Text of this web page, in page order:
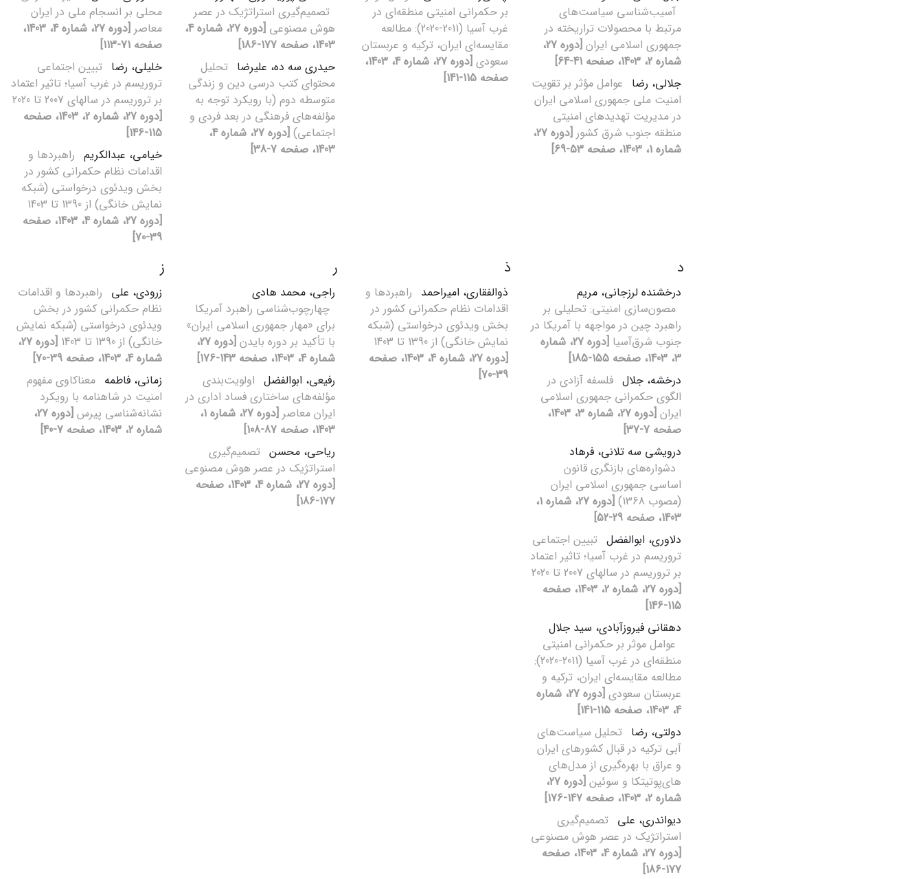
آسیب‌شناسی سیاست‌های
مرتبط با محصولات تراریخته در
جمهوری اسلامی ایران
[دوره 27،
شماره 2، 1403، صفحه 41-64]
جلالی، رضا عوامل مؤثر بر تقویت
امنیت ملی جمهوری اسلامی ایران
در مدیریت تهدیدهای امنیتی
منطقه جنوب شرق کشور
[دوره 27،
شماره 1، 1403، صفحه 53-69]
بر حکمرانی امنیتی منطقه‌ای در
غرب آسیا (2011-2020): مطالعه
مقایسه‌ای ایران، ترکیه و عربستان
سعودی
[دوره 27، شماره 4، 1403،
صفحه 115-141]
تصمیم‌گیری استراتژیک در عصر
هوش مصنوعی
[دوره 27، شماره 4،
1403، صفحه 177-186]
حیدری سه ده، علیرضا تحلیل
محتوای کتب درسی دین و زندگی
متوسطه دوم (با رویکرد توجه به
مؤلفه‌های فرهنگی در بعد فردی و
اجتماعی)
[دوره 27، شماره 4،
1403، صفحه 7-38]
محلی بر انسجام ملی در ایران
معاصر
[دوره 27، شماره 4، 1403،
صفحه 71-113]
خلیلی، رضا تبیین اجتماعی
تروریسم در غرب آسیا؛ تاثیر اعتماد
بر تروریسم در سال‏های 2007 تا 2020
[دوره 27، شماره 2، 1403، صفحه
115-146]
خیامی، عبدالکریم راهبردها و
اقدامات نظام حکمرانی کشور در
بخش ویدئوی درخواستی (شبکه
نمایش خانگی) از 1390 تا 1403
[دوره 27، شماره 4، 1403، صفحه
39-70]
د
درخشنده لرزجانی، مریم
مصون‌سازی امنیتی: تحلیلی بر
راهبرد چین در مواجهه با آمریکا در
جنوب شرق‌آسیا
[دوره 27، شماره
3، 1403، صفحه 155-185]
درخشه، جلال فلسفه آزادی در
الگوی حکمرانی جمهوری اسلامی
ایران
[دوره 27، شماره 3، 1403،
صفحه 7-37]
درویشی سه تلانی، فرهاد
دشواره‌های‌ بازنگری قانون
اساسی جمهوری اسلامی ایران
(مصوب 1368)
[دوره 27، شماره 1،
1403، صفحه 29-52]
دلاوری، ابوالفضل تبیین اجتماعی
تروریسم در غرب آسیا؛ تاثیر اعتماد
بر تروریسم در سال‏های 2007 تا 2020
[دوره 27، شماره 2، 1403، صفحه
115-146]
دهقانی فیروزآبادی، سید جلال
عوامل موثر بر حکمرانی امنیتی
منطقه‌ای در غرب آسیا (2011-2020):
مطالعه مقایسه‌ای ایران، ترکیه و
عربستان سعودی
[دوره 27، شماره
4، 1403، صفحه 115-141]
دولتی، رضا تحلیل سیاست‌های
آبی ترکیه در قبال کشورهای ایران
و عراق با بهره‌گیری از مدل‌های
های‌پوتیتکا و سوئین
[دوره 27،
شماره 2، 1403، صفحه 147-176]
دیواندری، علی تصمیم‌گیری
استراتژیک در عصر هوش مصنوعی
[دوره 27، شماره 4، 1403، صفحه
177-186]
ذ
ذوالفقاری، امیراحمد راهبردها و
اقدامات نظام حکمرانی کشور در
بخش ویدئوی درخواستی (شبکه
نمایش خانگی) از 1390 تا 1403
[دوره 27، شماره 4، 1403، صفحه
39-70]
ر
راجی، محمد هادی
چهارچوب‌شناسی راهبرد آمریکا
برای «مهار جمهوری اسلامی ایران»
با تأکید بر دوره بایدن
[دوره 27،
شماره 4، 1403، صفحه 143-176]
رفیعی، ابوالفضل اولویت‌بندی
مؤلفه‌های ساختاری فساد اداری در
ایران معاصر
[دوره 27، شماره 1،
1403، صفحه 87-108]
ریاحی، محسن تصمیم‌گیری
استراتژیک در عصر هوش مصنوعی
[دوره 27، شماره 4، 1403، صفحه
177-186]
ز
زرودی، علی راهبردها و اقدامات
نظام حکمرانی کشور در بخش
ویدئوی درخواستی (شبکه نمایش
خانگی) از 1390 تا 1403
[دوره 27،
شماره 4، 1403، صفحه 39-70]
زمانی، فاطمه معناکاوی مفهوم
امنیت در شاهنامه با رویکرد
نشانه‌شناسی پیرس
[دوره 27،
شماره 2، 1403، صفحه 7-40]